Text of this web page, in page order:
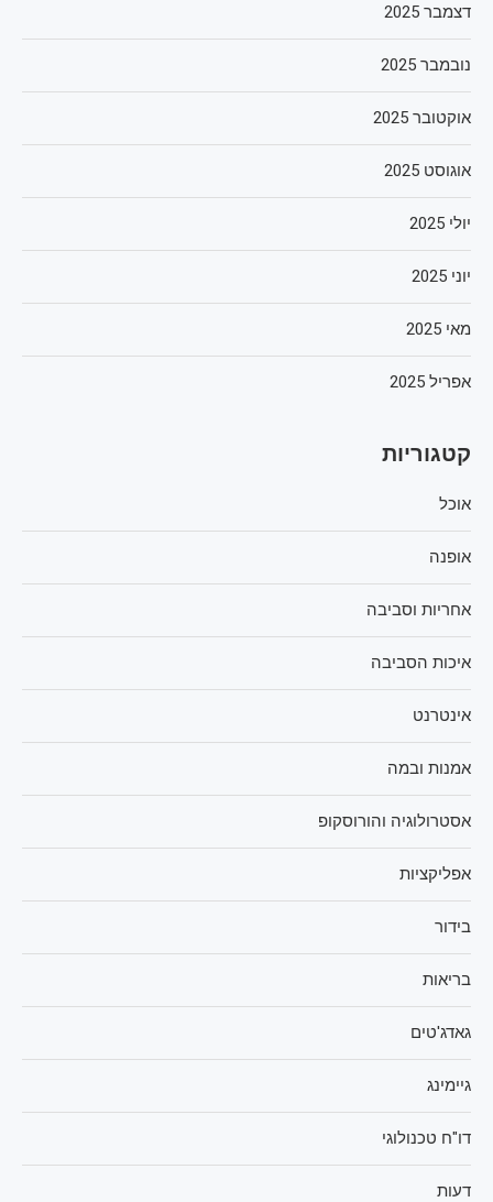
דצמבר 2025
נובמבר 2025
אוקטובר 2025
אוגוסט 2025
יולי 2025
יוני 2025
מאי 2025
אפריל 2025
קטגוריות
אוכל
אופנה
אחריות וסביבה
איכות הסביבה
אינטרנט
אמנות ובמה
אסטרולוגיה והורוסקופ
אפליקציות
בידור
בריאות
גאדג'טים
גיימינג
דו"ח טכנולוגי
דעות